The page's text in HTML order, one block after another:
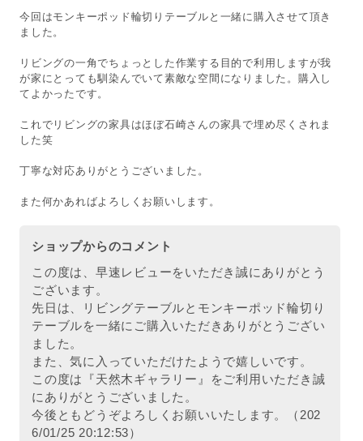
今回はモンキーポッド輪切りテーブルと一緒に購入させて頂き
ました。
リビングの一角でちょっとした作業する目的で利用しますが我
が家にとっても馴染んでいて素敵な空間になりました。購入し
てよかったです。
これでリビングの家具はほぼ石崎さんの家具で埋め尽くされま
した笑
丁寧な対応ありがとうございました。
また何かあればよろしくお願いします。
ショップからのコメント
この度は、早速レビューをいただき誠にありがとう
ございます。
先日は、リビングテーブルとモンキーポッド輪切り
テーブルを一緒にご購入いただきありがとうござい
ました。
また、気に入っていただけたようで嬉しいです。
この度は『天然木ギャラリー』をご利用いただき誠
にありがとうございました。
今後ともどうぞよろしくお願いいたします。（202
6/01/25 20:12:53）